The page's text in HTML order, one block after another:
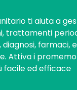
ti aiuta a
trattamenti
diagnosi, farmaci,
Attiva i
facile ed efficace